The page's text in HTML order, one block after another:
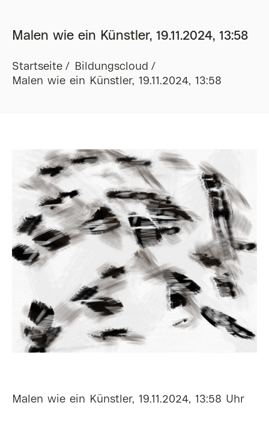
Malen wie ein Künstler, 19.11.2024, 13:58
Startseite
Bildungscloud
Malen wie ein Künstler, 19.11.2024, 13:58
Malen wie ein Künstler, 19.11.2024, 13:58 Uhr